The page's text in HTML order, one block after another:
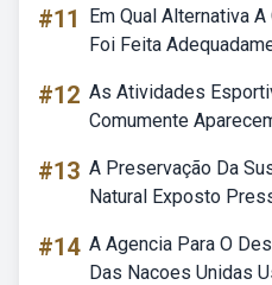
#11
Em Qual Alternativa
Foi Feita
#12 As Atividades
Comumente
#13 A Preservação Da
Natural Exposto
#14 A Agencia Para O
Das Nacoes Unidas